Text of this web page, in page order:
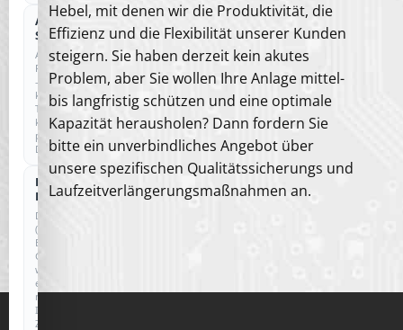
Hebel, mit denen wir die Produktivität, die
Effizienz und die Flexibilität unserer Kunden
steigern. Sie haben derzeit kein akutes
Problem, aber Sie wollen Ihre Anlage mittel-
bis langfristig schützen und eine optimale
Kapazität herausholen? Dann fordern Sie
bitte ein unverbindliches Angebot über
unsere spezifischen Qualitätssicherungs und
Laufzeitverlängerungsmaßnahmen an.
Anonyme
Statistik
COOKIELOS
Anonyme
Reichweitenmessung
–
kein
Tracking,
keine
personenbezogenen
Daten.
Externe
Dienste
Drittanbieter
(z.
B.
Google)
werden
erst
nach
Ihrer
Zustimmung